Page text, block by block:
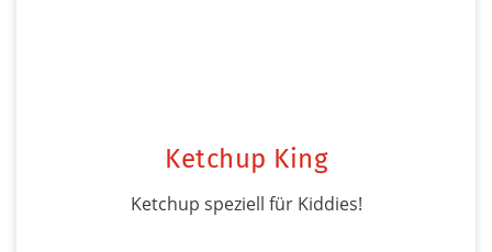
Ketchup King
Ketchup speziell für Kiddies!